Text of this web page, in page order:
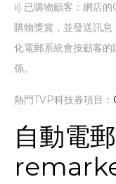
ii) 已購物顧客：網店
購物獎賞，並發送訊
化電郵系統會按顧客
係。
熱門TVP科技券項目：
自動電